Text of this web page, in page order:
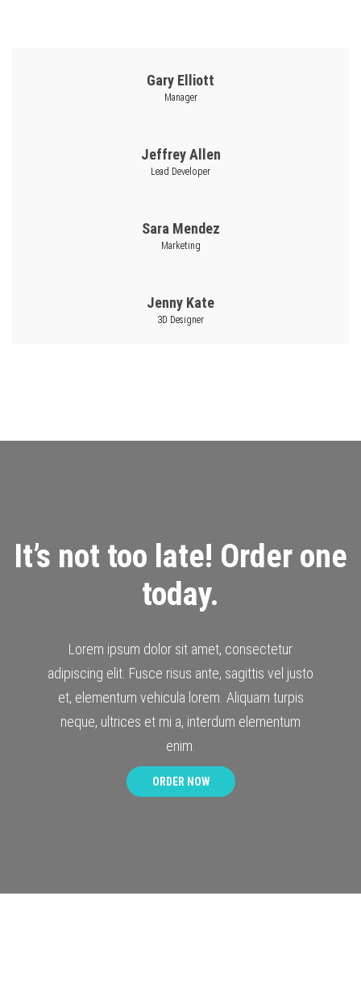
Gary Elliott
Manager
Jeffrey Allen
Lead Developer
Sara Mendez
Marketing
Jenny Kate
3D Designer
It’s not too late! Order one
today.
Lorem ipsum dolor sit amet, consectetur
adipiscing elit. Fusce risus ante, sagittis vel justo
et, elementum vehicula lorem. Aliquam turpis
neque, ultrices et mi a, interdum elementum
enim.
ORDER NOW